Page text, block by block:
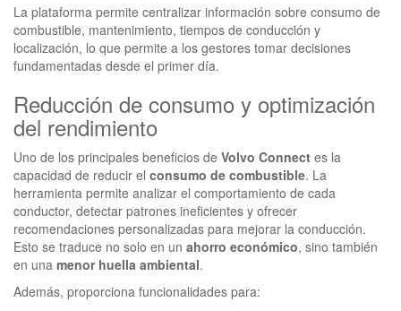
La plataforma permite centralizar información sobre consumo de
combustible, mantenimiento, tiempos de conducción y
localización, lo que permite a los gestores tomar decisiones
fundamentadas desde el primer día.
Reducción de consumo y optimización
del rendimiento
Uno de los principales beneficios de Volvo Connect es la
capacidad de reducir el consumo de combustible. La
herramienta permite analizar el comportamiento de cada
conductor, detectar patrones ineficientes y ofrecer
recomendaciones personalizadas para mejorar la conducción.
Esto se traduce no solo en un ahorro económico, sino también
en una menor huella ambiental.
Además, proporciona funcionalidades para: